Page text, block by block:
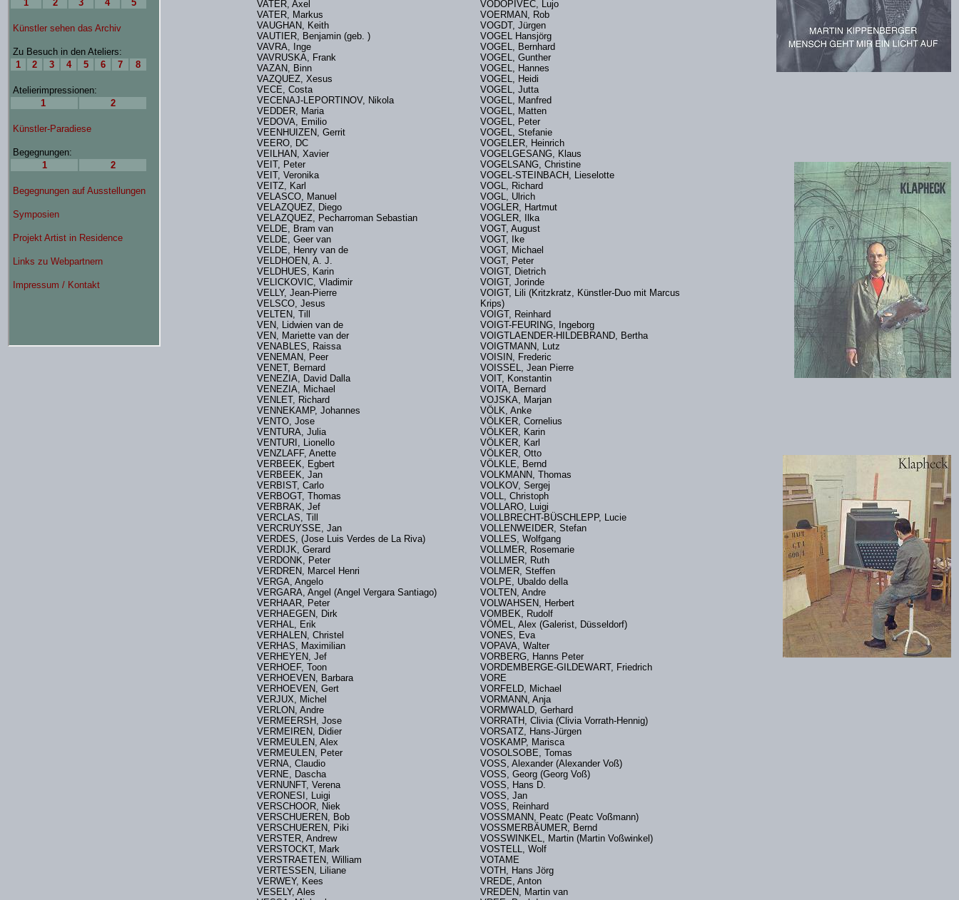
VATER, Axel
VATER, Markus
VAUGHAN, Keith
VAUTIER, Benjamin (geb. )
VAVRA, Inge
VAVRUSKA, Frank
VAZAN, Binn
VAZQUEZ, Xesus
VECE, Costa
VECENAJ-LEPORTINOV, Nikola
VEDDER, Maria
VEDOVA, Emilio
VEENHUIZEN, Gerrit
VEERO, DC
VEILHAN, Xavier
VEIT, Peter
VEIT, Veronika
VEITZ, Karl
VELASCO, Manuel
VELAZQUEZ, Diego
VELAZQUEZ, Pecharroman Sebastian
VELDE, Bram van
VELDE, Geer van
VELDE, Henry van de
VELDHOEN, A. J.
VELDHUES, Karin
VELICKOVIC, Vladimir
VELLY, Jean-Pierre
VELSCO, Jesus
VELTEN, Till
VEN, Lidwien van de
VEN, Mariette van der
VENABLES, Raissa
VENEMAN, Peer
VENET, Bernard
VENEZIA, David Dalla
VENEZIA, Michael
VENLET, Richard
VENNEKAMP, Johannes
VENTO, Jose
VENTURA, Julia
VENTURI, Lionello
VENZLAFF, Anette
VERBEEK, Egbert
VERBEEK, Jan
VERBIST, Carlo
VERBOGT, Thomas
VERBRAK, Jef
VERCLAS, Till
VERCRUYSSE, Jan
VERDES, (Jose Luis Verdes de La Riva)
VERDIJK, Gerard
VERDONK, Peter
VERDREN, Marcel Henri
VERGA, Angelo
VERGARA, Angel (Angel Vergara Santiago)
VERHAAR, Peter
VERHAEGEN, Dirk
VERHAL, Erik
VERHALEN, Christel
VERHAS, Maximilian
VERHEYEN, Jef
VERHOEF, Toon
VERHOEVEN, Barbara
VERHOEVEN, Gert
VERJUX, Michel
VERLON, Andre
VERMEERSH, Jose
VERMEIREN, Didier
VERMEULEN, Alex
VERMEULEN, Peter
VERNA, Claudio
VERNE, Dascha
VERNUNFT, Verena
VERONESI, Luigi
VERSCHOOR, Niek
VERSCHUEREN, Bob
VERSCHUEREN, Piki
VERSTER, Andrew
VERSTOCKT, Mark
VERSTRAETEN, William
VERTESSEN, Liliane
VERWEY, Kees
VESELY, Ales
VODOPIVEC, Lujo
VOERMAN, Rob
VOGDT, Jürgen
VOGEL Hansjörg
VOGEL, Bernhard
VOGEL, Gunther
VOGEL, Hannes
VOGEL, Heidi
VOGEL, Jutta
VOGEL, Manfred
VOGEL, Matten
VOGEL, Peter
VOGEL, Stefanie
VOGELER, Heinrich
VOGELGESANG, Klaus
VOGELSANG, Christine
VOGEL-STEINBACH, Lieselotte
VOGL, Richard
VOGL, Ulrich
VOGLER, Hartmut
VOGLER, Ilka
VOGT, August
VOGT, Ike
VOGT, Michael
VOGT, Peter
VOIGT, Dietrich
VOIGT, Jorinde
VOIGT, Lili (Kritzkratz, Künstler-Duo mit Marcus
Krips)
VOIGT, Reinhard
VOIGT-FEURING, Ingeborg
VOIGTLAENDER-HILDEBRAND, Bertha
VOIGTMANN, Lutz
VOISIN, Frederic
VOISSEL, Jean Pierre
VOIT, Konstantin
VOITA, Bernard
VOJSKA, Marjan
VÖLK, Anke
VÖLKER, Cornelius
VÖLKER, Karin
VÖLKER, Karl
VÖLKER, Otto
VÖLKLE, Bernd
VOLKMANN, Thomas
VOLKOV, Sergej
VOLL, Christoph
VOLLARO, Luigi
VOLLBRECHT-BÜSCHLEPP, Lucie
VOLLENWEIDER, Stefan
VOLLES, Wolfgang
VOLLMER, Rosemarie
VOLLMER, Ruth
VOLMER, Steffen
VOLPE, Ubaldo della
VOLTEN, Andre
VOLWAHSEN, Herbert
VOMBEK, Rudolf
VÖMEL, Alex (Galerist, Düsseldorf)
VONES, Eva
VOPAVA, Walter
VORBERG, Hanns Peter
VORDEMBERGE-GILDEWART, Friedrich
VORE
VORFELD, Michael
VORMANN, Anja
VORMWALD, Gerhard
VORRATH, Clivia (Clivia Vorrath-Hennig)
VORSATZ, Hans-Jürgen
VOSKAMP, Marisca
VOSOLSOBE, Tomas
VOSS, Alexander (Alexander Voß)
VOSS, Georg (Georg Voß)
VOSS, Hans D.
VOSS, Jan
VOSS, Reinhard
VOSSMANN, Peatc (Peatc Voßmann)
VOSSMERBÄUMER, Bernd
VOSSWINKEL, Martin (Martin Voßwinkel)
VOSTELL, Wolf
VOTAME
VOTH, Hans Jörg
VREDE, Anton
VREDEN, Martin van